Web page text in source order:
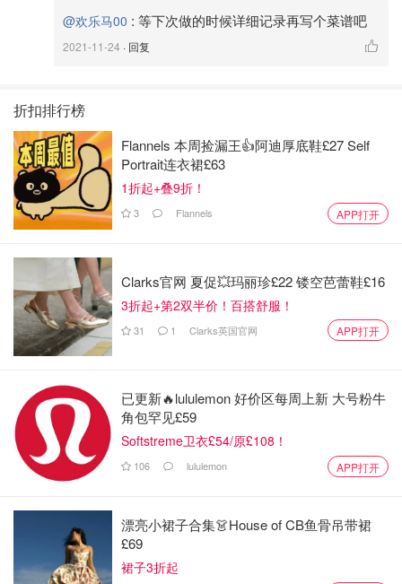
@欢乐马00 : 等下次做的时候详细记录再写个菜谱吧
2021-11-24 · 回复
折扣排行榜
Flannels 本周捡漏王👍阿迪厚底鞋£27 Self
Portrait连衣裙£63
1折起+叠9折！
3 Flannels APP打开
Clarks官网 夏促💥玛丽珍£22 镂空芭蕾鞋£16
3折起+第2双半价！百搭舒服！
31 1 Clarks英国官网 APP打开
已更新🔥lululemon 好价区每周上新 大号粉牛
角包罕见£59
Softstreme卫衣£54/原£108！
106 lululemon APP打开
漂亮小裙子合集👗House of CB鱼骨吊带裙
£69
裙子3折起